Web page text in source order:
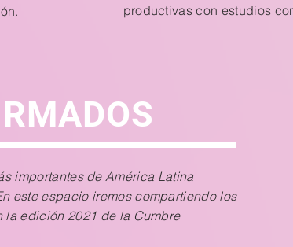
productivas con estudios
importantes de América Latina
este espacio iremos compartiendo los
la edición 2021 de la Cumbre